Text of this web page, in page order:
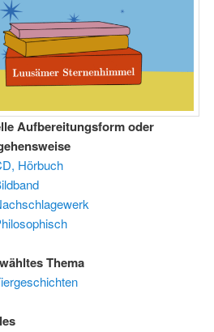
Aufbereitungsform oder
Hörbuch
Thema